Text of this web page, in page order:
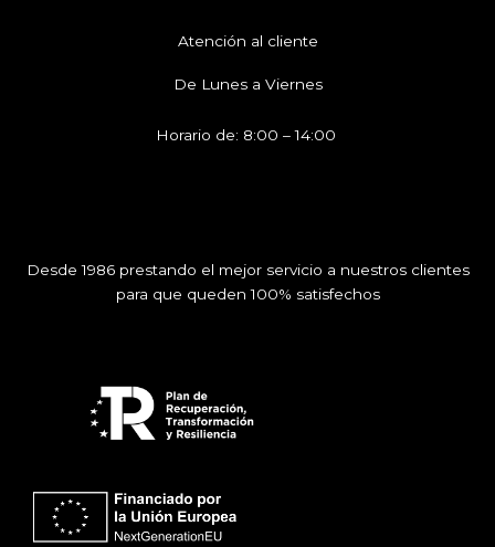
Desde 1986 prestando el mejor servicio a nuestros clientes
para que queden 100% satisfechos
Atención al cliente
De Lunes a Viernes
Horario de: 8:00 – 14:00